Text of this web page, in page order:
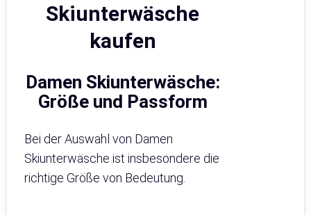
Skiunterwäsche
kaufen
Damen Skiunterwäsche:
Größe und Passform
Bei der Auswahl von Damen
Skiunterwäsche ist insbesondere die
richtige Größe von Bedeutung.